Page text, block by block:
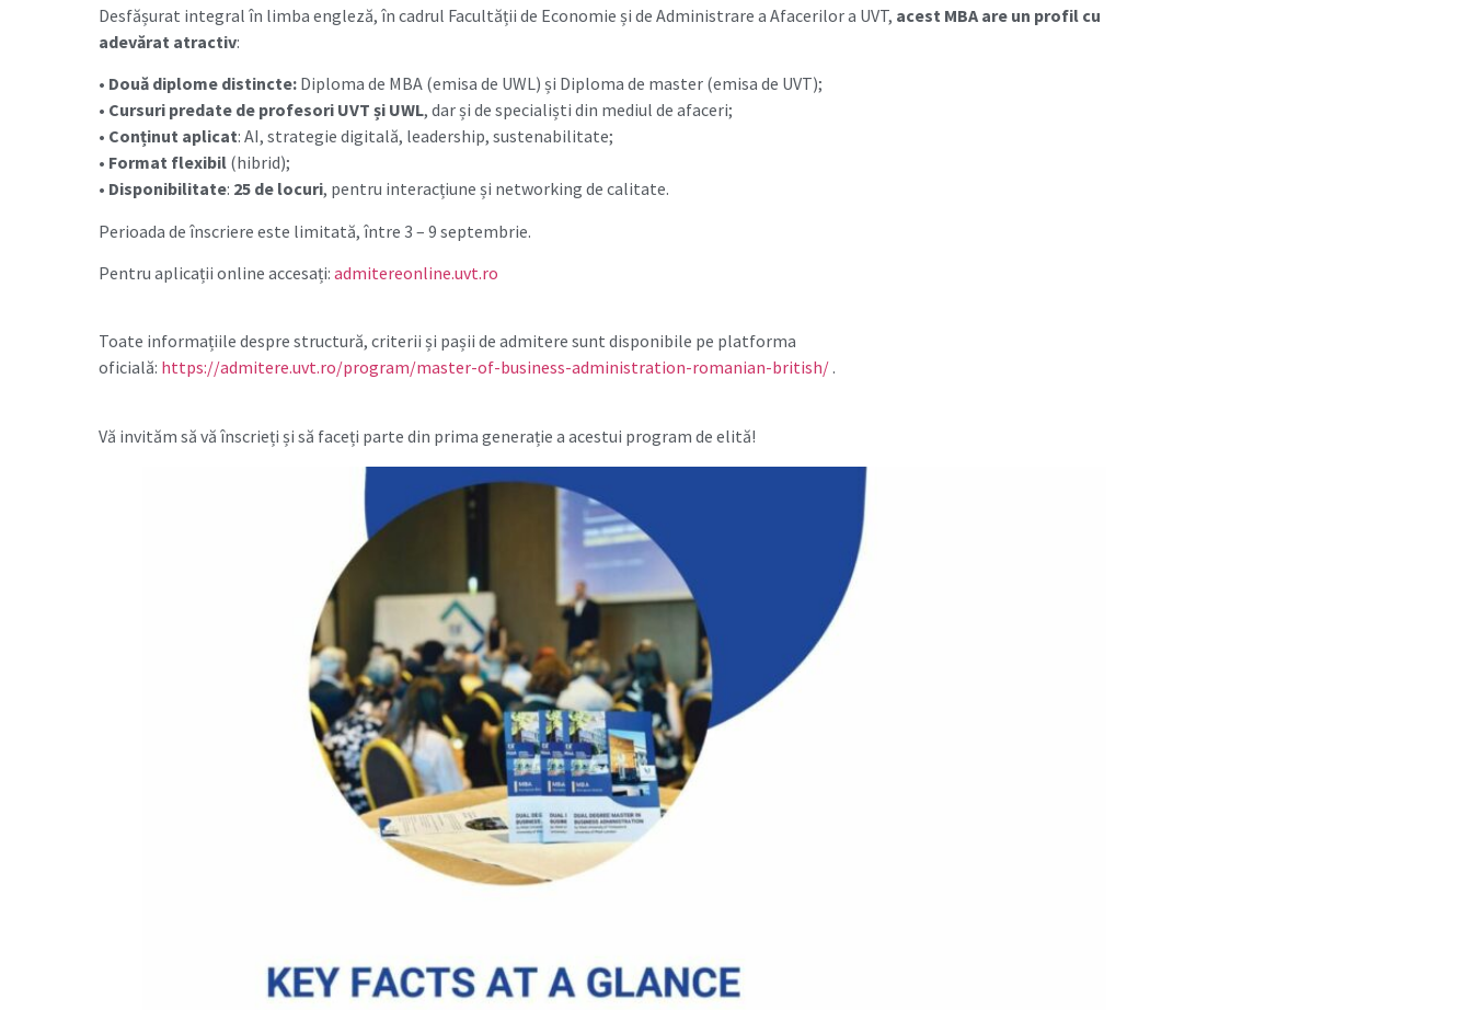
Desfășurat integral în limba engleză, în cadrul Facultății de Economie și de Administrare a Afacerilor a UVT, acest MBA are un profil cu
adevărat atractiv:
• Două diplome distincte: Diploma de MBA (emisa de UWL) și Diploma de master (emisa de UVT);
•⁠ Cursuri predate de profesori UVT și UWL, dar și de specialiști din mediul de afaceri;
•⁠ Conținut aplicat: AI, strategie digitală, leadership, sustenabilitate;
•⁠ Format flexibil (hibrid);
•⁠ Disponibilitate: 25 de locuri, pentru interacțiune și networking de calitate.
Perioada de înscriere este limitată, între 3 – 9 septembrie.
Pentru aplicații online accesați: admitereonline.uvt.ro
Toate informațiile despre structură, criterii și pașii de admitere sunt disponibile pe platforma
oficială: https://admitere.uvt.ro/program/master-of-business-administration-romanian-british/ .
Vă invităm să vă înscrieți și să faceți parte din prima generație a acestui program de elită!